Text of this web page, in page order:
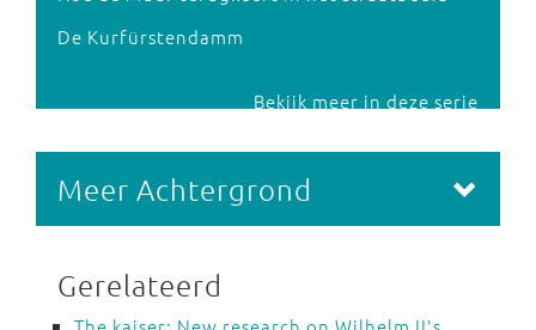
De Kurfürstendamm
Bekijk meer in deze serie
Meer Achtergrond
Gerelateerd